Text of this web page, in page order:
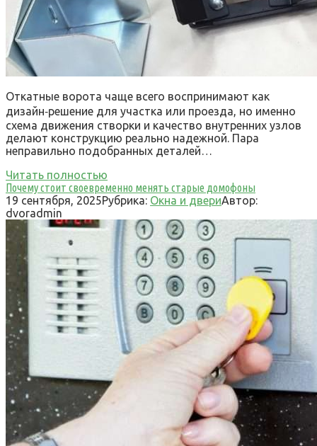
Откатные ворота чаще всего воспринимают как
дизайн‑решение для участка или проезда, но именно
схема движения створки и качество внутренних узлов
делают конструкцию реально надежной. Пара
неправильно подобранных деталей…
Читать полностью
Почему стоит своевременно менять старые домофоны
19 сентября, 2025Рубрика: Окна и двериАвтор:
dvoradmin